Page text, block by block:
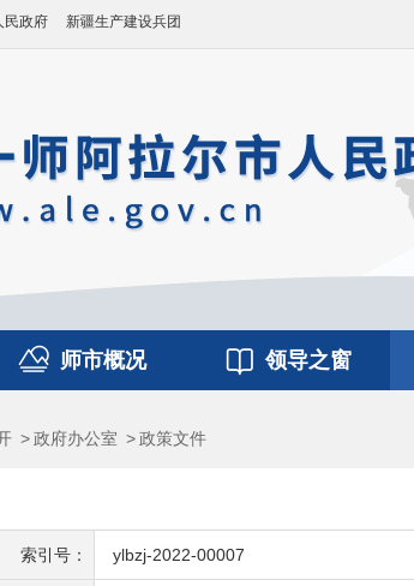
民政府 新疆生产建设兵团
师市概况 领导之窗
>政府办公室 >政策文件
索引号： ylbzj-2022-00007